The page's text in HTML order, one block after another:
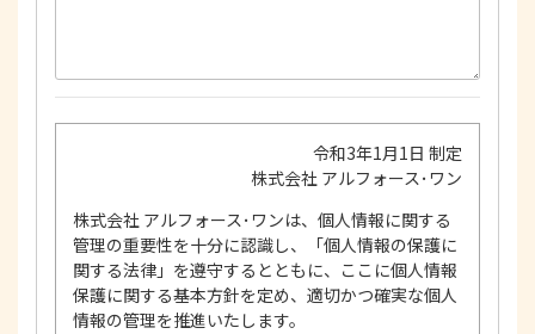
令和3年1月1日 制定
株式会社 アルフォース･ワン
株式会社 アルフォース･ワンは、個人情報に関する
管理の重要性を十分に認識し、「個人情報の保護に
関する法律」を遵守するとともに、ここに個人情報
保護に関する基本方針を定め、適切かつ確実な個人
情報の管理を推進いたします。